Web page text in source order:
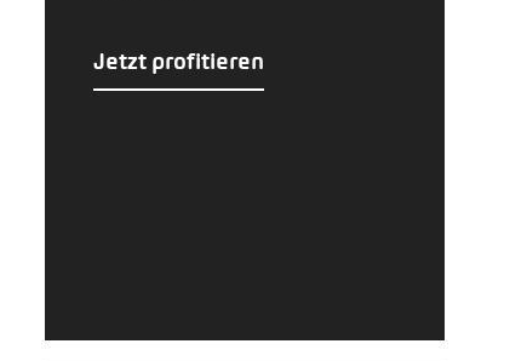
Jetzt profitieren